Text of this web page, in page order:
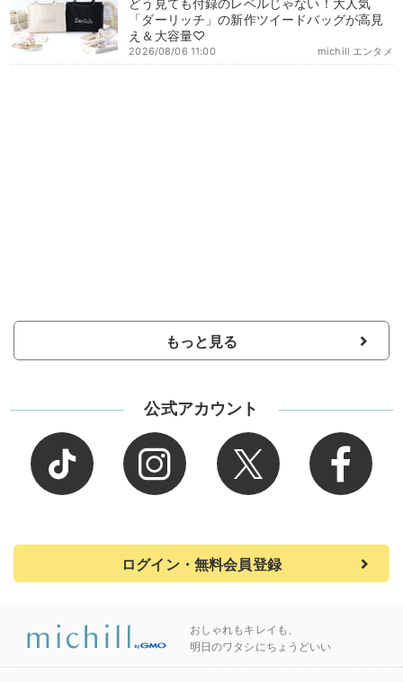
「ダーリッチ」の新作ツイードバッグが高見
え＆大容量♡
michill エンタメ
2026/08/06 11:00
もっと見る
公式アカウント
ログイン・無料会員登録
おしゃれもキレイも、
明日のワタシにちょうどいい